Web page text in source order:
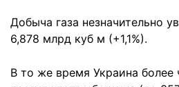
Добыча газа незначительно
6,878 млрд куб м (+1,1%).
В то же время Украина более